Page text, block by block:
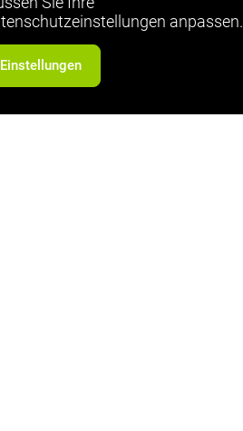
anpassen.
Einstellungen